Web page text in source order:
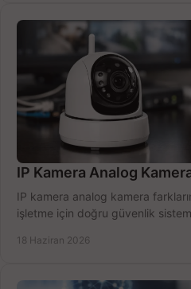
IP Kamera Analog
IP kamera analog kamera
işletme için doğru güvenlik
18 Haziran 2026